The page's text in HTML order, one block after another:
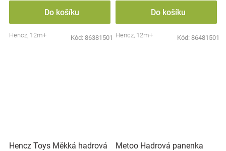
Do košíku
Hencz, 12m+ Kód: 86381501
Do košíku
Hencz, 12m+ Kód: 86481501
Hencz Toys Měkká hadrová
Metoo Hadrová panenka